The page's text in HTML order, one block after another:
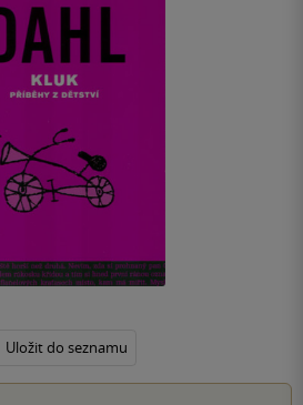
Uložit do seznamu